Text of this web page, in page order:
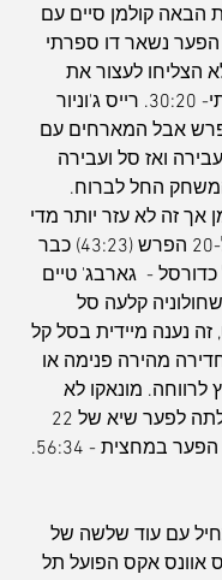
הבאה קולמן סיים עם
נשאר דו ספרתי
הצליחו לעצור את
מונאקו בצד ההגנתי- 30:20. רייס ג'וניור
מהקו ל-8 הפרש אבל המארחים עם
ואז סל ועבירה
ל-39:22 והמשחק החל לברוח.
אך זה לא עזר יותר מדי
כשמונאקו עלתה ל-20 הפרש (43:23) כבר
של כדורסל -  גארבג' טיים
קלעה סל
זה נענה מיידית בסל קל
מהירה פנימה או
לרווחה. מונאקו לא
במחצית - 56:34.
עם עוד שלשה של
אוונס אקס הפועל תל